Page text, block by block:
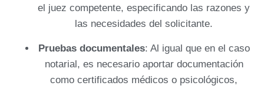
el juez competente, especificando las razones y
las necesidades del solicitante.
Pruebas documentales: Al igual que en el caso
notarial, es necesario aportar documentación
como certificados médicos o psicológicos,